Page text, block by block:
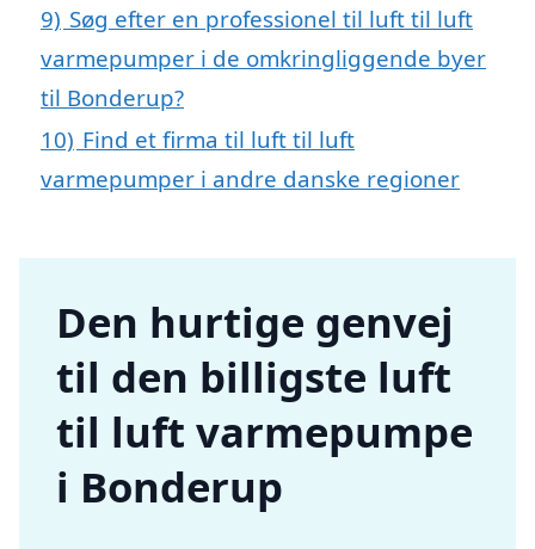
9) Søg efter en professionel til luft til luft
varmepumper i de omkringliggende byer
til Bonderup?
10) Find et firma til luft til luft
varmepumper i andre danske regioner
Den hurtige genvej
til den billigste luft
til luft varmepumpe
i Bonderup